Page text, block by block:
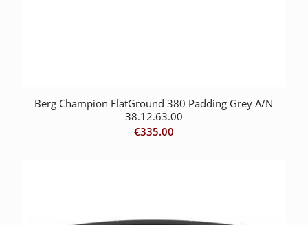
Berg Champion FlatGround 380 Padding Grey A/N
38.12.63.00
€335.00